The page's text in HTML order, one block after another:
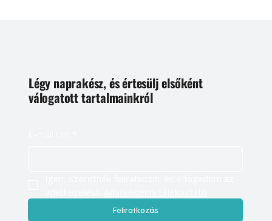
Légy naprakész, és értesülj elsőként
válogatott tartalmainkról
Feliratkozás